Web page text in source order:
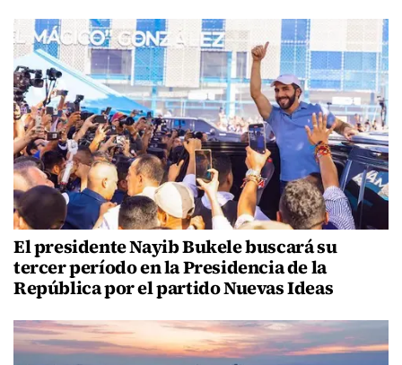
El presidente Nayib Bukele buscará su
tercer período en la Presidencia de la
República por el partido Nuevas Ideas